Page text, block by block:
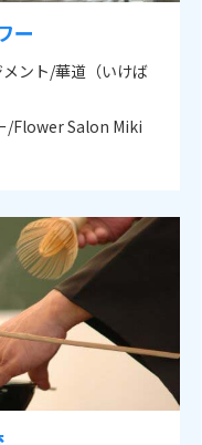
ー
ント/華道（いけば
/Flower Salon Miki